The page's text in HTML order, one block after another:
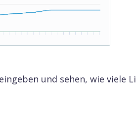
und sehen, wie viele